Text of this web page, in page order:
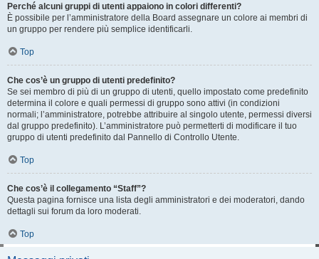
Perché alcuni gruppi di utenti appaiono in colori differenti?
È possibile per l’amministratore della Board assegnare un colore ai membri di
un gruppo per rendere più semplice identificarli.
Top
Che cos’è un gruppo di utenti predefinito?
Se sei membro di più di un gruppo di utenti, quello impostato come predefinito
determina il colore e quali permessi di gruppo sono attivi (in condizioni
normali; l’amministratore, potrebbe attribuire al singolo utente, permessi diversi
dal gruppo predefinito). L’amministratore può permetterti di modificare il tuo
gruppo di utenti predefinito dal Pannello di Controllo Utente.
Top
Che cos’è il collegamento “Staff”?
Questa pagina fornisce una lista degli amministratori e dei moderatori, dando
dettagli sui forum da loro moderati.
Top